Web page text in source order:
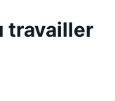
travailler